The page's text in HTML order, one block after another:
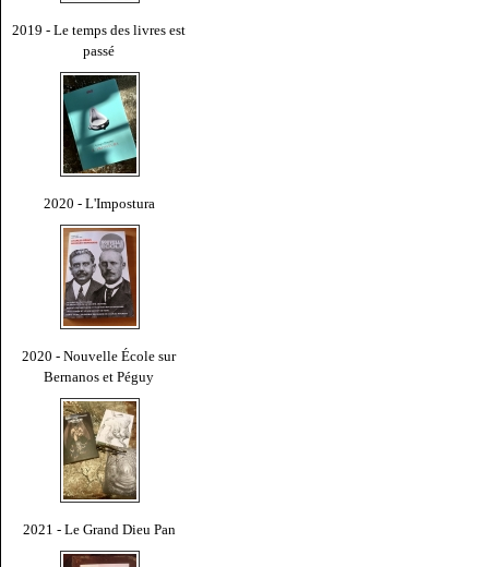
2019 - Le temps des livres est
passé
2020 - L'Impostura
2020 - Nouvelle École sur
Bernanos et Péguy
2021 - Le Grand Dieu Pan